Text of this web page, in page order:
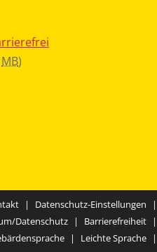
MB)
| Datenschutz-Einstellungen
|
Datenschutz
| Barrierefreiheit
|
| Leichte Sprache |